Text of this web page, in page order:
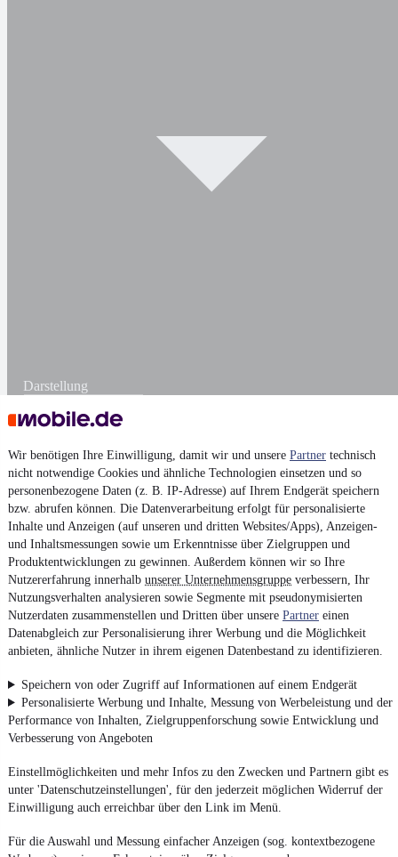
Wir benötigen Ihre Einwilligung, damit wir und unsere Partner technisch
nicht notwendige Cookies und ähnliche Technologien einsetzen und so
personenbezogene Daten (z. B. IP-Adresse) auf Ihrem Endgerät speichern
bzw. abrufen können. Die Datenverarbeitung erfolgt für personalisierte
Inhalte und Anzeigen (auf unseren und dritten Websites/Apps), Anzeigen-
und Inhaltsmessungen sowie um Erkenntnisse über Zielgruppen und
Produktentwicklungen zu gewinnen. Außerdem können wir so Ihre
Nutzererfahrung innerhalb unserer Unternehmensgruppe verbessern, Ihr
Nutzungsverhalten analysieren sowie Segmente mit pseudonymisierten
Nutzerdaten zusammenstellen und Dritten über unsere Partner einen
Datenabgleich zur Personalisierung ihrer Werbung und die Möglichkeit
anbieten, ähnliche Nutzer in ihrem eigenen Datenbestand zu identifizieren.
Speichern von oder Zugriff auf Informationen auf einem Endgerät
Personalisierte Werbung und Inhalte, Messung von Werbeleistung und der
Performance von Inhalten, Zielgruppenforschung sowie Entwicklung und
Verbesserung von Angeboten
Einstellmöglichkeiten und mehr Infos zu den Zwecken und Partnern gibt es
unter 'Datenschutzeinstellungen', für den jederzeit möglichen Widerruf der
Einwilligung auch erreichbar über den Link im Menü.
Für die Auswahl und Messung einfacher Anzeigen (sog. kontextbezogene
Darstellung